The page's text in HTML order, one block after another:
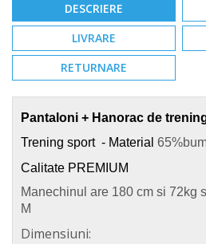
DESCRIERE
LIVRARE
RETURNARE
Pantaloni + Hanorac de
Trening sport - Material
Calitate PREMIUM
Manechinul are 180 cm si 72kg
M
Dimensiuni: